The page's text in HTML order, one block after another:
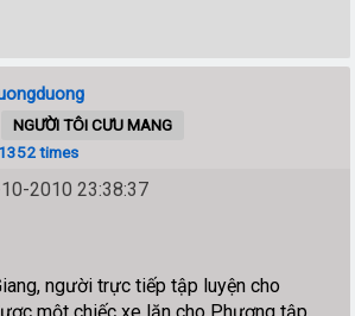
NGƯỜI TÔI CƯU MANG
times
2010 23:38:37
người trực tiếp tập luyện cho
một chiếc xe lăn cho Phương tập.